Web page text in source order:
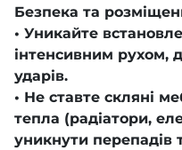
Безпека та
• Уникайте
інтенсивним рухом,
ударів.
• Не ставте скляні
тепла (радіатори,
уникнути перепадів